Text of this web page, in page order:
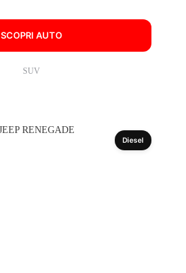
SCOPRI AUTO
SUV
Diesel